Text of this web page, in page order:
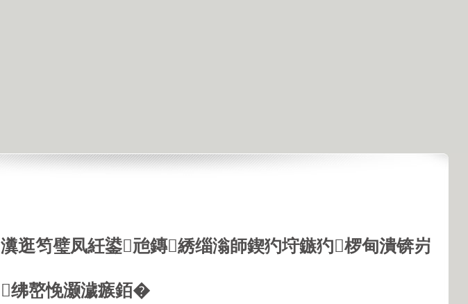
瀵逛笉璧凤紝鍙兘鏄綉缁滃師鍥犳垨鏃犳椤甸潰锛岃
绋嶅悗灏濊瘯銆�